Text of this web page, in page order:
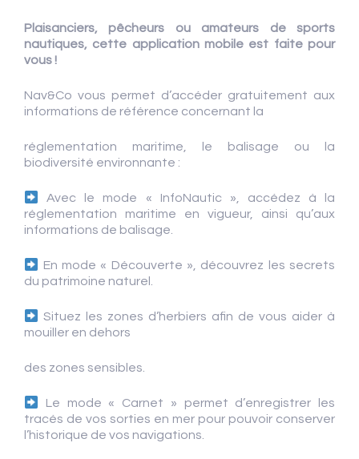
Plaisanciers, pêcheurs ou amateurs de sports
nautiques, cette application mobile est faite pour
vous !
Nav&Co vous permet d’accéder gratuitement aux
informations de référence concernant la
réglementation maritime, le balisage ou la
biodiversité environnante :
Avec le mode « InfoNautic », accédez à la
réglementation maritime en vigueur, ainsi qu’aux
informations de balisage.
En mode « Découverte », découvrez les secrets
du patrimoine naturel.
Situez les zones d’herbiers afin de vous aider à
mouiller en dehors
des zones sensibles.
Le mode « Carnet » permet d’enregistrer les
tracés de vos sorties en mer pour pouvoir conserver
l’historique de vos navigations.